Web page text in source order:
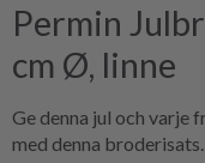
Permin
cm Ø, linne
Ge denna jul och varje
med denna broderisats.